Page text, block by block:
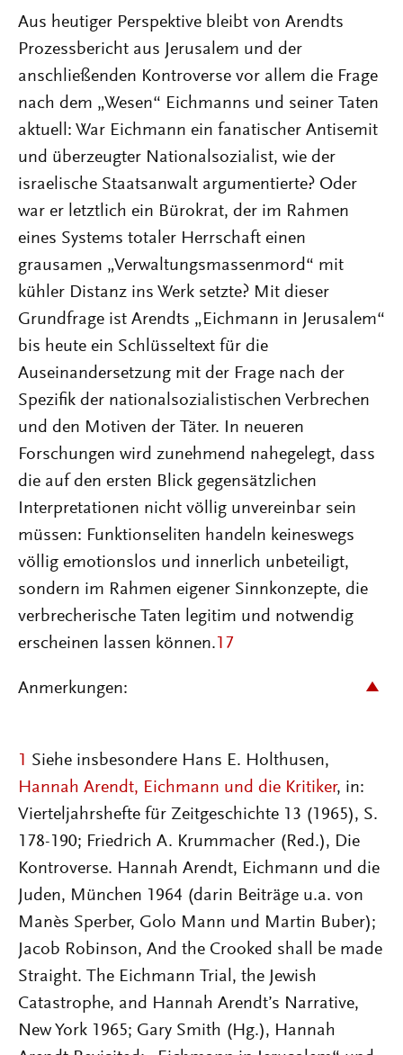
Aus heutiger Perspektive bleibt von Arendts
Prozessbericht aus Jerusalem und der
anschließenden Kontroverse vor allem die Frage
nach dem „Wesen“ Eichmanns und seiner Taten
aktuell: War Eichmann ein fanatischer Antisemit
und überzeugter Nationalsozialist, wie der
israelische Staatsanwalt argumentierte? Oder
war er letztlich ein Bürokrat, der im Rahmen
eines Systems totaler Herrschaft einen
grausamen „Verwaltungsmassenmord“ mit
kühler Distanz ins Werk setzte? Mit dieser
Grundfrage ist Arendts „Eichmann in Jerusalem“
bis heute ein Schlüsseltext für die
Auseinandersetzung mit der Frage nach der
Spezifik der nationalsozialistischen Verbrechen
und den Motiven der Täter. In neueren
Forschungen wird zunehmend nahegelegt, dass
die auf den ersten Blick gegensätzlichen
Interpretationen nicht völlig unvereinbar sein
müssen: Funktionseliten handeln keineswegs
völlig emotionslos und innerlich unbeteiligt,
sondern im Rahmen eigener Sinnkonzepte, die
verbrecherische Taten legitim und notwendig
erscheinen lassen können. 17
Anmerkungen:
1 Siehe insbesondere Hans E. Holthusen,
Hannah Arendt, Eichmann und die Kritiker, in:
Vierteljahrshefte für Zeitgeschichte 13 (1965), S.
178-190; Friedrich A. Krummacher (Red.), Die
Kontroverse. Hannah Arendt, Eichmann und die
Juden, München 1964 (darin Beiträge u.a. von
Manès Sperber, Golo Mann und Martin Buber);
Jacob Robinson, And the Crooked shall be made
Straight. The Eichmann Trial, the Jewish
Catastrophe, and Hannah Arendt’s Narrative,
New York 1965; Gary Smith (Hg.), Hannah